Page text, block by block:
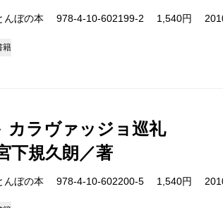
んぼの本 978-4-10-602199-2 1,540円
籍
カラヴァッジョ巡礼
下規久朗／著
んぼの本 978-4-10-602200-5 1,540円